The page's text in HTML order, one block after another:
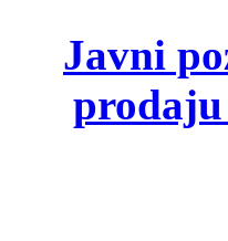
Javni